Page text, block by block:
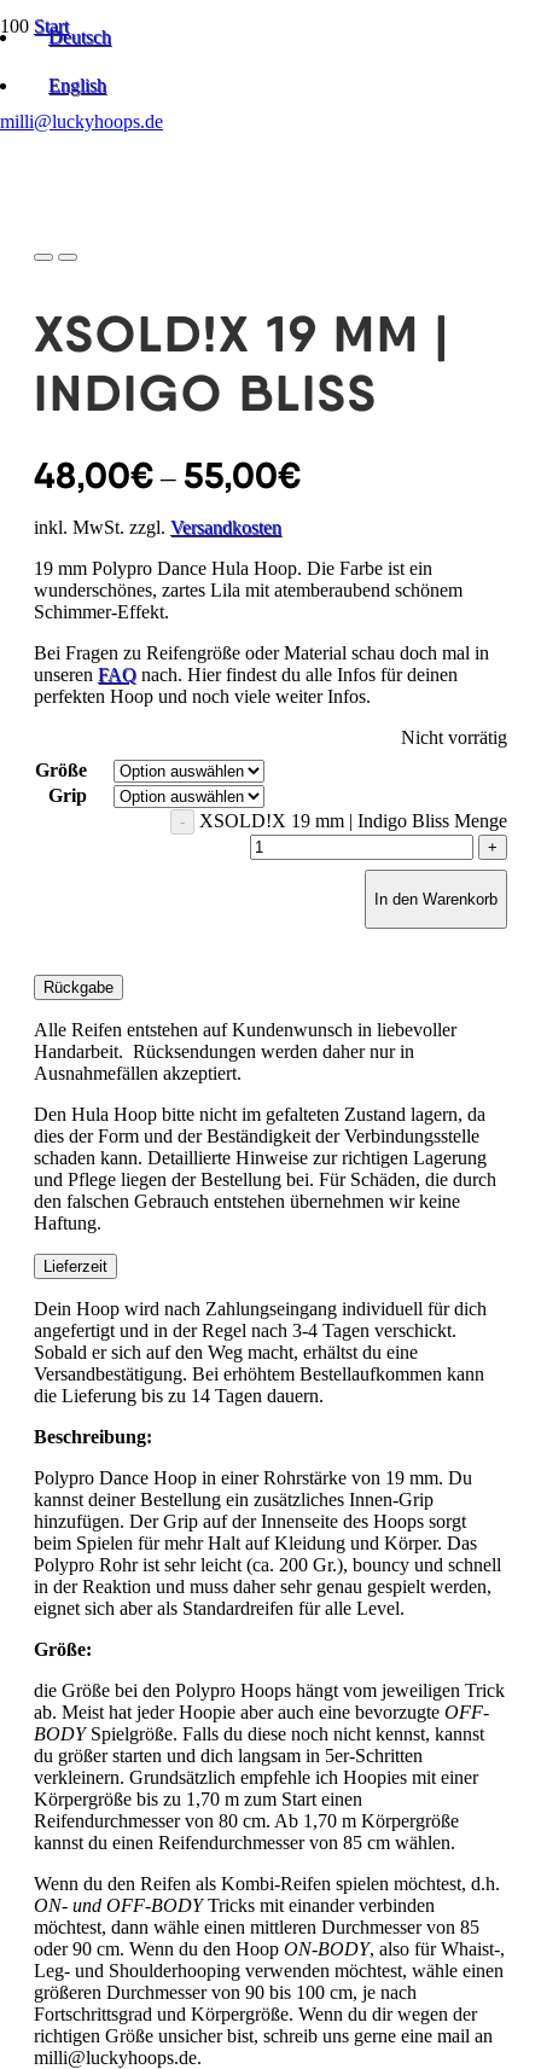
Deutsch
English
milli@luckyhoops.de
Start
Unkategorisiert
XSOLD!X 19 MM |
INDIGO BLISS
48,00€– 55,00€
inkl. MwSt. zzgl. Versandkosten
19 mm Polypro Dance Hula Hoop. Die Farbe ist ein
wunderschönes, zartes Lila mit atemberaubend schönem
Schimmer-Effekt.
Bei Fragen zu Reifengröße oder Material schau doch mal in
unseren FAQ nach. Hier findest du alle Infos für deinen
perfekten Hoop und noch viele weiter Infos.
Nicht vorrätig
Größe
Grip
XSOLD!X 19 mm | Indigo Bliss Menge
In den Warenkorb
Rückgabe
Alle Reifen entstehen auf Kundenwunsch in liebevoller
Handarbeit. Rücksendungen werden daher nur in
Ausnahmefällen akzeptiert.
Den Hula Hoop bitte nicht im gefalteten Zustand lagern, da
dies der Form und der Beständigkeit der Verbindungsstelle
schaden kann. Detaillierte Hinweise zur richtigen Lagerung
und Pflege liegen der Bestellung bei. Für Schäden, die durch
den falschen Gebrauch entstehen übernehmen wir keine
Haftung.
Lieferzeit
Dein Hoop wird nach Zahlungseingang individuell für dich
angefertigt und in der Regel nach 3-4 Tagen verschickt.
Sobald er sich auf den Weg macht, erhältst du eine
Versandbestätigung. Bei erhöhtem Bestellaufkommen kann
die Lieferung bis zu 14 Tagen dauern.
Beschreibung:
Polypro Dance Hoop in einer Rohrstärke von 19 mm. Du
kannst deiner Bestellung ein zusätzliches Innen-Grip
hinzufügen. Der Grip auf der Innenseite des Hoops sorgt
beim Spielen für mehr Halt auf Kleidung und Körper. Das
Polypro Rohr ist sehr leicht (ca. 200 Gr.), bouncy und schnell
in der Reaktion und muss daher sehr genau gespielt werden,
eignet sich aber als Standardreifen für alle Level.
Größe:
die Größe bei den Polypro Hoops hängt vom jeweiligen Trick
ab. Meist hat jeder Hoopie aber auch eine bevorzugte OFF-
BODYSpielgröße. Falls du diese noch nicht kennst, kannst
du größer starten und dich langsam in 5er-Schritten
verkleinern. Grundsätzlich empfehle ich Hoopies mit einer
Körpergröße bis zu 1,70 m zum Start einen
Reifendurchmesser von 80 cm. Ab 1,70 m Körpergröße
kannst du einen Reifendurchmesser von 85 cm wählen.
Wenn du den Reifen als Kombi-Reifen spielen möchtest, d.h.
ON- und OFF-BODYTricks mit einander verbinden
möchtest, dann wähle einen mittleren Durchmesser von 85
oder 90 cm. Wenn du den Hoop ON-BODY, also für Whaist-,
Leg- und Shoulderhooping verwenden möchtest, wähle einen
größeren Durchmesser von 90 bis 100 cm, je nach
Fortschrittsgrad und Körpergröße. Wenn du dir wegen der
richtigen Größe unsicher bist, schreib uns gerne eine mail an
milli@luckyhoops.de.